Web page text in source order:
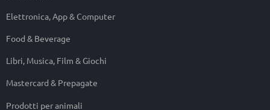
Elettronica, App & Computer
Food & Beverage
Libri, Musica, Film & Giochi
Mastercard & Prepagate
Prodotti per animali